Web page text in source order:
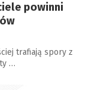
powinni
trafiają spory z
…